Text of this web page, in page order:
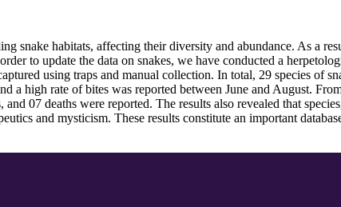
snake habitats, affecting their diversity and abundance. As a
to update the data on snakes, we have conducted a
using traps and manual collection. In total, 29 species of
a high rate of bites was reported between June and August.
07 deaths were reported. The results also revealed that
and mysticism. These results constitute an important